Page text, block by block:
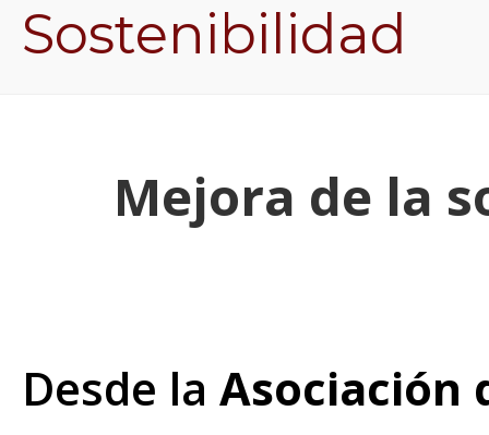
Sostenibilidad
Mejora de la
Desde la Asociación